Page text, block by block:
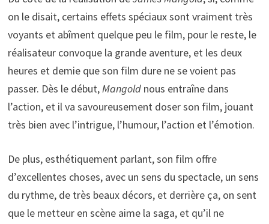
on le disait, certains effets spéciaux sont vraiment très
voyants et abîment quelque peu le film, pour le reste, le
réalisateur convoque la grande aventure, et les deux
heures et demie que son film dure ne se voient pas
passer. Dès le début,Mangold nous entraîne dans
l’action, et il va savoureusement doser son film, jouant
très bien avec l’intrigue, l’humour, l’action et l’émotion.
De plus, esthétiquement parlant, son film offre
d’excellentes choses, avec un sens du spectacle, un sens
du rythme, de très beaux décors, et derrière ça, on sent
que le metteur en scène aime la saga, et qu’il ne